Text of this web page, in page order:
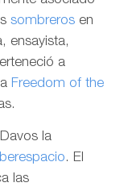
sombreros en
ensayista,
a
Freedom of the
la
. El
las